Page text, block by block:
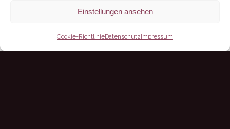
Einstellungen ansehen
Cookie-RichtlinieDatenschutzImpressum